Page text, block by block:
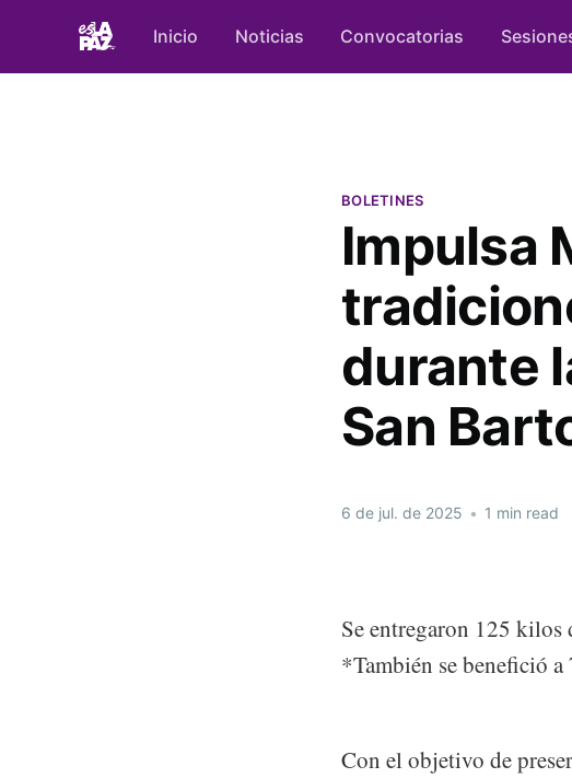
Inicio Noticias Convocatorias
BOLETINES
Impulsa
durante
San
6 de jul. de 2025 • 1 min read
Se entregaron 125 kilos
*También se benefició a
Con el objetivo de